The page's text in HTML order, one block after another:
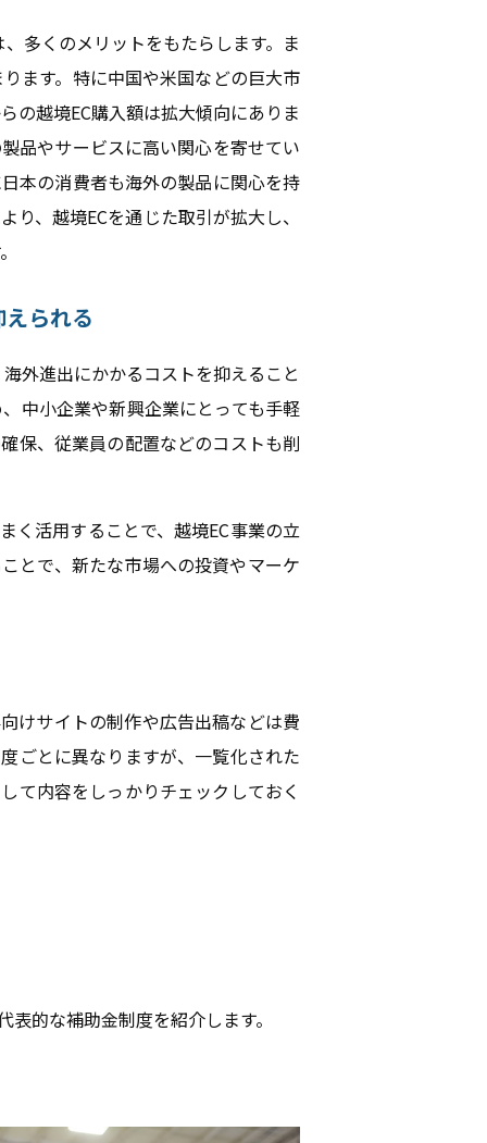
多くのメリットをもたらします。ま
ます。特に中国や米国などの巨大市
の越境EC購入額は拡大傾向にありま
品やサービスに高い関心を寄せてい
本の消費者も海外の製品に関心を持
り、越境ECを通じた取引が拡大し、
られる
外進出にかかるコストを抑えること
中小企業や新興企業にとっても手軽
保、従業員の配置などのコストも削
く活用することで、越境EC事業の立
とで、新たな市場への投資やマーケ
けサイトの制作や広告出稿などは費
ごとに異なりますが、一覧化された
て内容をしっかりチェックしておく
的な補助金制度を紹介します。